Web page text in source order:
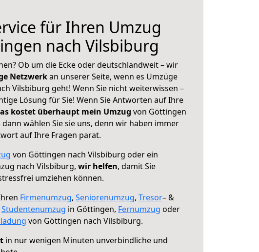
für Ihren Umzug
nach Vilsbiburg
Ob um die Ecke oder deutschlandweit – wir
Netzwerkan unserer Seite, wenn es Umzüge
Vilsbiburg geht! Wenn Sie nicht weiterwissen –
Lösung für Sie! Wenn Sie Antworten auf Ihre
kostet überhaupt mein Umzug von Göttingen
wählen Sie sie uns, denn wir haben immer
auf Ihre Fragen parat.
von Göttingen nach Vilsbiburg oder ein
nach Vilsbiburg, wir helfen, damit Sie
umziehen können.
Firmenumzug, Seniorenumzug, Tresor– &
Studentenumzug in Göttingen, Fernumzug oder
von Göttingen nach Vilsbiburg.
in nur wenigen Minuten unverbindliche und